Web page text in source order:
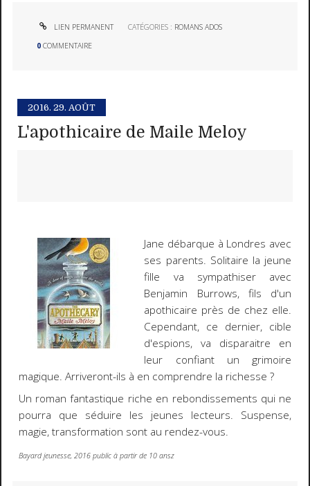
LIEN PERMANENT CATÉGORIES : ROMANS ADOS
0 COMMENTAIRE
2016. 29. AOÛT
L'apothicaire de Maile Meloy
Jane débarque à Londres avec
ses parents. Solitaire la jeune
fille va sympathiser avec
Benjamin Burrows, fils d'un
apothicaire près de chez elle.
Cependant, ce dernier, cible
d'espions, va disparaitre en
leur confiant un grimoire
magique. Arriveront-ils à en comprendre la richesse ?
Un roman fantastique riche en rebondissements qui ne
pourra que séduire les jeunes lecteurs. Suspense,
magie, transformation sont au rendez-vous.
Bayard jeunesse, 2016 public à partir de 10 ansz